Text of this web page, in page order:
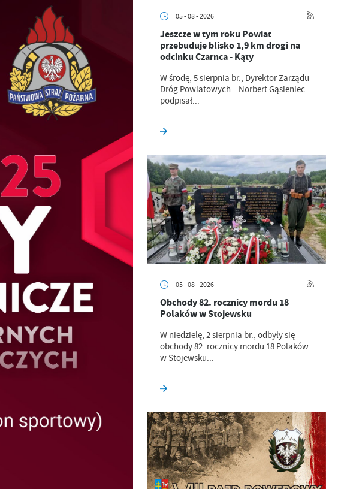
05 - 08 - 2026
Jeszcze w tym roku Powiat
przebuduje blisko 1,9 km drogi na
odcinku Czarnca - Kąty
W środę, 5 sierpnia br., Dyrektor Zarządu
Dróg Powiatowych – Norbert Gąsieniec
podpisał...
05 - 08 - 2026
Obchody 82. rocznicy mordu 18
Polaków w Stojewsku
W niedzielę, 2 sierpnia br., odbyły się
obchody 82. rocznicy mordu 18 Polaków
w Stojewsku...
ustawień.
internetowej i